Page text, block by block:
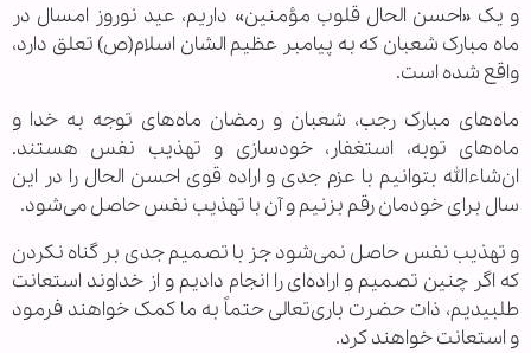
و یک «احسن الحال قلوب مؤمنین» داریم، عید نوروز امسال در
ماه مبارک شعبان که به پیامبر عظیم الشان اسلام(ص) تعلق دارد،
واقع شده است.
ماه‌های مبارک رجب، شعبان و رمضان ماه‌های توجه به خدا و
ماه‌های توبه، استغفار، خودسازی و تهذیب نفس هستند.
ان‌شاءالله بتوانیم با عزم جدی و اراده قوی احسن الحال را در این
سال برای خودمان رقم بزنیم و آن با تهذیب نفس حاصل می‌شود.
و تهذیب نفس حاصل نمی‌شود جز با تصمیم جدی بر گناه نکردن
که اگر چنین تصمیم و اراده‌ای را انجام دادیم و از خداوند استعانت
طلبیدیم، ذات حضرت باری‌تعالی حتماً به ما کمک خواهند فرمود
و استعانت خواهند کرد.